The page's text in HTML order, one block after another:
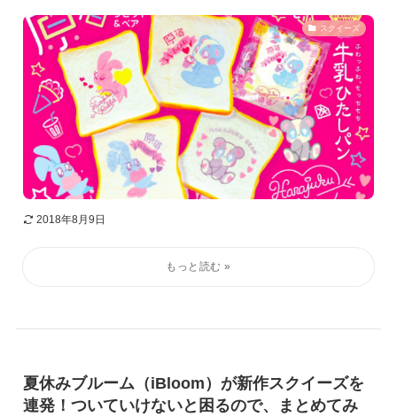
スクイーズ
2018年8月9日
夏休みブルーム（iBloom）が新作スクイーズを
連発！ついていけないと困るので、まとめてみ